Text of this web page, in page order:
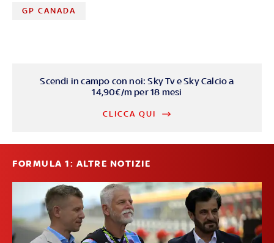
GP CANADA
Scendi in campo con noi: Sky Tv e Sky Calcio a
14,90€/m per 18 mesi
CLICCA QUI
FORMULA 1: ALTRE NOTIZIE